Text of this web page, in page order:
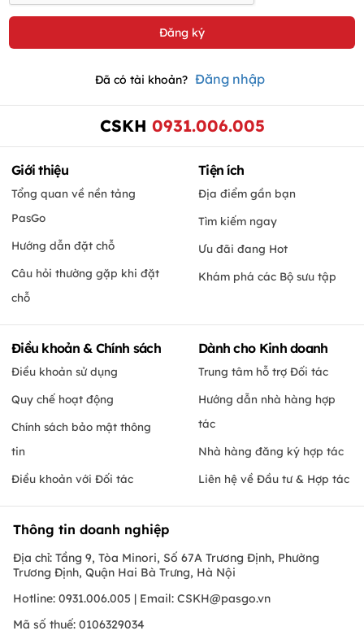
Đã có tài khoản? Đăng nhập
CSKH 0931.006.005
Giới thiệu
Tổng quan về nền tảng
PasGo
Hướng dẫn đặt chỗ
Câu hỏi thường gặp khi đặt
chỗ
Tiện ích
Địa điểm gần bạn
Tìm kiếm ngay
Ưu đãi đang Hot
Khám phá các Bộ sưu tập
Điều khoản & Chính sách
Điều khoản sử dụng
Quy chế hoạt động
Chính sách bảo mật thông
tin
Điều khoản với Đối tác
Dành cho Kinh doanh
Trung tâm hỗ trợ Đối tác
Hướng dẫn nhà hàng hợp
tác
Nhà hàng đăng ký hợp tác
Liên hệ về Đầu tư & Hợp tác
Thông tin doanh nghiệp
Địa chỉ: Tầng 9, Tòa Minori, Số 67A Trương Định, Phường
Trương Định, Quận Hai Bà Trưng, Hà Nội
Hotline: 0931.006.005 | Email: CSKH@pasgo.vn
Mã số thuế: 0106329034